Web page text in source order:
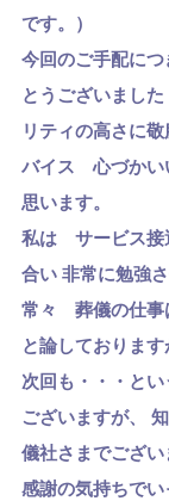
です。）
今回のご手配に
とうございました
リティの高さに敬
バイス 心づかい
思います。
私は サービス接
合い非常に勉強さ
常々 葬儀の仕事
と論しております
次回も・・・と
ございますが、
儀社さまでござい
感謝の気持ちでい